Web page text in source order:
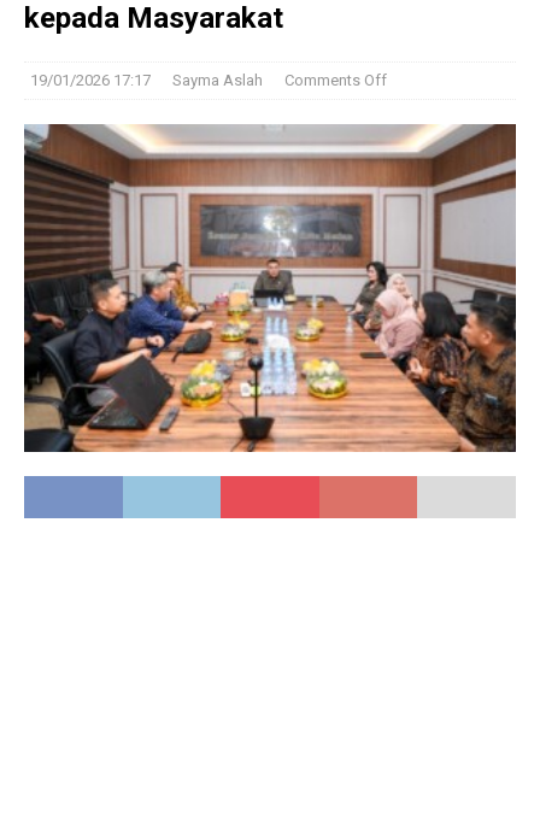
kepada Masyarakat
19/01/2026 17:17 Sayma Aslah Comments Off